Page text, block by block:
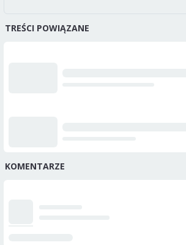
TREŚCI POWIĄZANE
KOMENTARZE